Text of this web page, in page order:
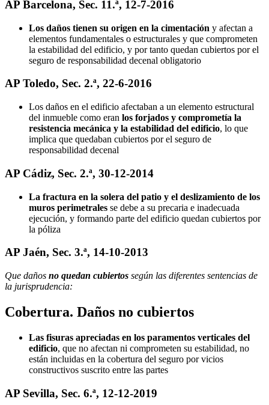
AP Barcelona, Sec. 11.ª, 12-7-2016
Los daños tienen su origen en la cimentación y afectan a
elementos fundamentales o estructurales y que comprometen
la estabilidad del edificio, y por tanto quedan cubiertos por el
seguro de responsabilidad decenal obligatorio
AP Toledo, Sec. 2.ª, 22-6-2016
Los daños en el edificio afectaban a un elemento estructural
del inmueble como eran los forjados y comprometía la
resistencia mecánica y la estabilidad del edificio, lo que
implica que quedaban cubiertos por el seguro de
responsabilidad decenal
AP Cádiz, Sec. 2.ª, 30-12-2014
La fractura en la solera del patio y el deslizamiento de los
muros perimetrales se debe a su precaria e inadecuada
ejecución, y formando parte del edificio quedan cubiertos por
la póliza
AP Jaén, Sec. 3.ª, 14-10-2013
Que daños no quedan cubiertos según las diferentes sentencias de
la jurisprudencia:
Cobertura. Daños no cubiertos
Las fisuras apreciadas en los paramentos verticales del
edificio, que no afectan ni comprometen su estabilidad, no
están incluidas en la cobertura del seguro por vicios
constructivos suscrito entre las partes
AP Sevilla, Sec. 6.ª, 12-12-2019